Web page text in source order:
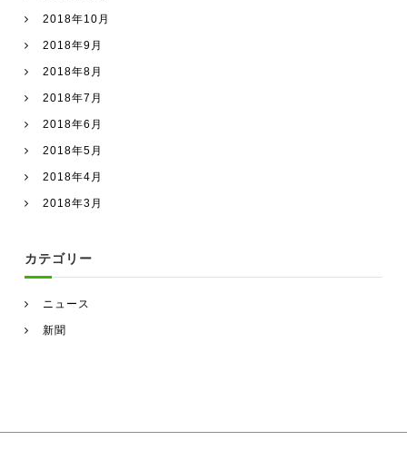
2018年10月
2018年9月
2018年8月
2018年7月
2018年6月
2018年5月
2018年4月
2018年3月
カテゴリー
ニュース
新聞